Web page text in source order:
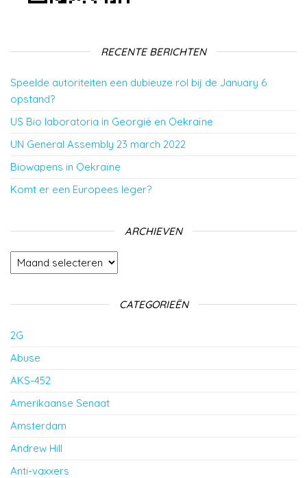
RECENTE BERICHTEN
Speelde autoriteiten een dubieuze rol bij de January 6
opstand?
US Bio laboratoria in Georgië en Oekraïne
UN General Assembly 23 march 2022
Biowapens in Oekraïne
Komt er een Europees leger?
ARCHIEVEN
Archieven
CATEGORIEËN
2G
Abuse
AKS-452
Amerikaanse Senaat
Amsterdam
Andrew Hill
Anti-vaxxers